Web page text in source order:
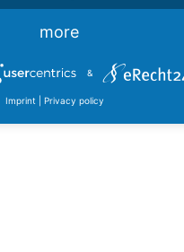
more
&
Imprint Privacy policy